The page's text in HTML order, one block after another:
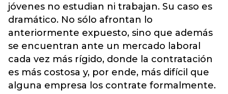
jóvenes no estudian ni trabajan. Su caso es
dramático. No sólo afrontan lo
anteriormente expuesto, sino que además
se encuentran ante un mercado laboral
cada vez más rígido, donde la contratación
es más costosa y, por ende, más difícil que
alguna empresa los contrate formalmente.